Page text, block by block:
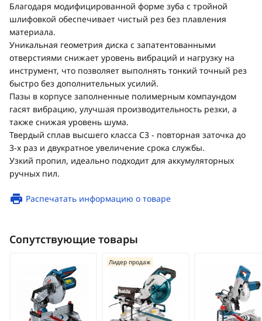
Благодаря модифицированной форме зуба с тройной
шлифовкой обеспечивает чистый рез без плавления
материала.
Уникальная геометрия диска с запатентованными
отверстиями снижает уровень вибраций и нагрузку на
инструмент, что позволяет выполнять тонкий точный рез
быстро без дополнительных усилий.
Пазы в корпусе заполненные полимерным компаундом
гасят вибрацию, улучшая производительность резки, а
также снижая уровень шума.
Твердый сплав высшего класса C3 - повторная заточка до
3-х раз и двукратное увеличение срока службы.
Узкий пропил, идеально подходит для аккумуляторных
ручных пил.
Распечатать информацию о товаре
Сопутствующие товары
Лидер продаж